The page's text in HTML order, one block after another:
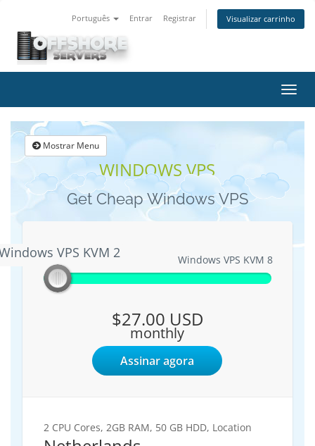
Português Entrar Registrar Visualizar carrinho
Mostrar Menu
WINDOWS VPS
Get Cheap Windows VPS
VPS KVM 2
Windows VPS KVM 2 Windows VPS KVM 8
$27.00 USD
monthly
Assinar agora
2 CPU Cores, 2GB RAM, 50 GB HDD, Location